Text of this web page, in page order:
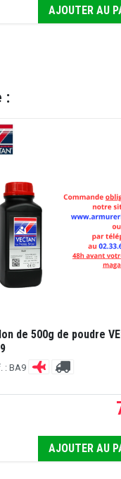
AJOUTER AU
:
de 500g de poudre
: BA9
AJOUTER AU